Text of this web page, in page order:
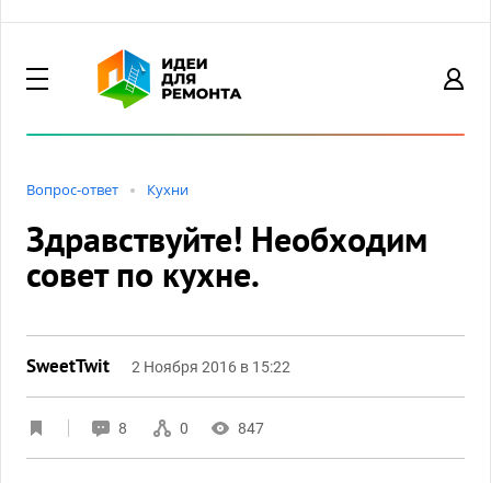
Вопрос-ответ Кухни
Здравствуйте! Необходим
совет по кухне.
SweetTwit 2 Ноября 2016 в 15:22
8 0 847